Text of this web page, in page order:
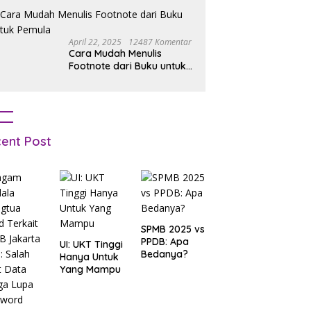
April 22, 2025 12487 Komentar
Cara Mudah Menulis
Footnote dari Buku untuk
Post
UI: UKT Tinggi
Hanya Untuk
Yang Mampu
SPMB 2025 vs
PPDB: Apa
Bedanya?